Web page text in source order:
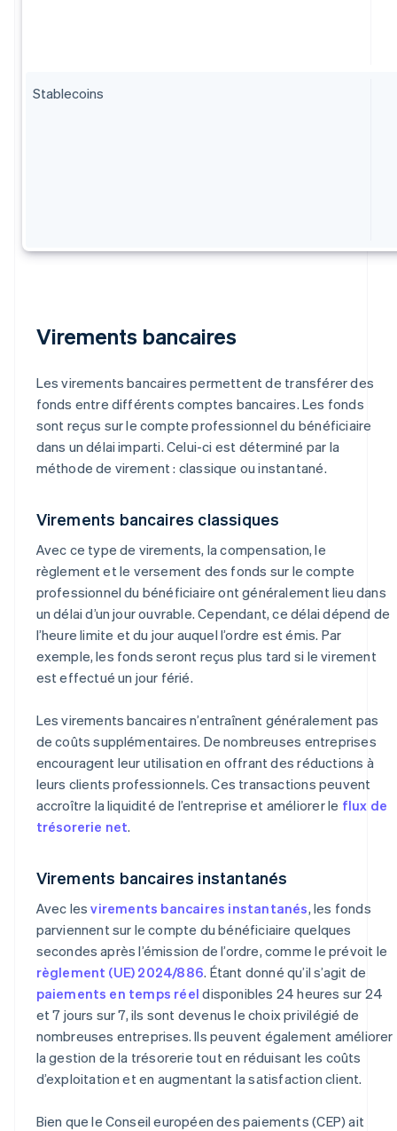
Stablecoins
Virements bancaires
Les virements bancaires permettent de transférer des
fonds entre différents comptes bancaires. Les fonds
sont reçus sur le compte professionnel du bénéficiaire
dans un délai imparti. Celui-ci est déterminé par la
méthode de virement : classique ou instantané.
Virements bancaires classiques
Avec ce type de virements, la compensation, le
règlement et le versement des fonds sur le compte
professionnel du bénéficiaire ont généralement lieu dans
un délai d’un jour ouvrable. Cependant, ce délai dépend de
l’heure limite et du jour auquel l’ordre est émis. Par
exemple, les fonds seront reçus plus tard si le virement
est effectué un jour férié.
Les virements bancaires n’entraînent généralement pas
de coûts supplémentaires. De nombreuses entreprises
encouragent leur utilisation en offrant des réductions à
leurs clients professionnels. Ces transactions peuvent
accroître la liquidité de l’entreprise et améliorer le flux de
trésorerie net.
Virements bancaires instantanés
Avec lesvirements bancaires instantanés, les fonds
parviennent sur le compte du bénéficiaire quelques
secondes après l’émission de l’ordre, comme le prévoit le
règlement (UE) 2024/886. Étant donné qu’il s’agit de
paiements en temps réel disponibles 24 heures sur 24
et 7 jours sur 7, ils sont devenus le choix privilégié de
nombreuses entreprises. Ils peuvent également améliorer
la gestion de la trésorerie tout en réduisant les coûts
d’exploitation et en augmentant la satisfaction client.
Bien que le Conseil européen des paiements (CEP) ait